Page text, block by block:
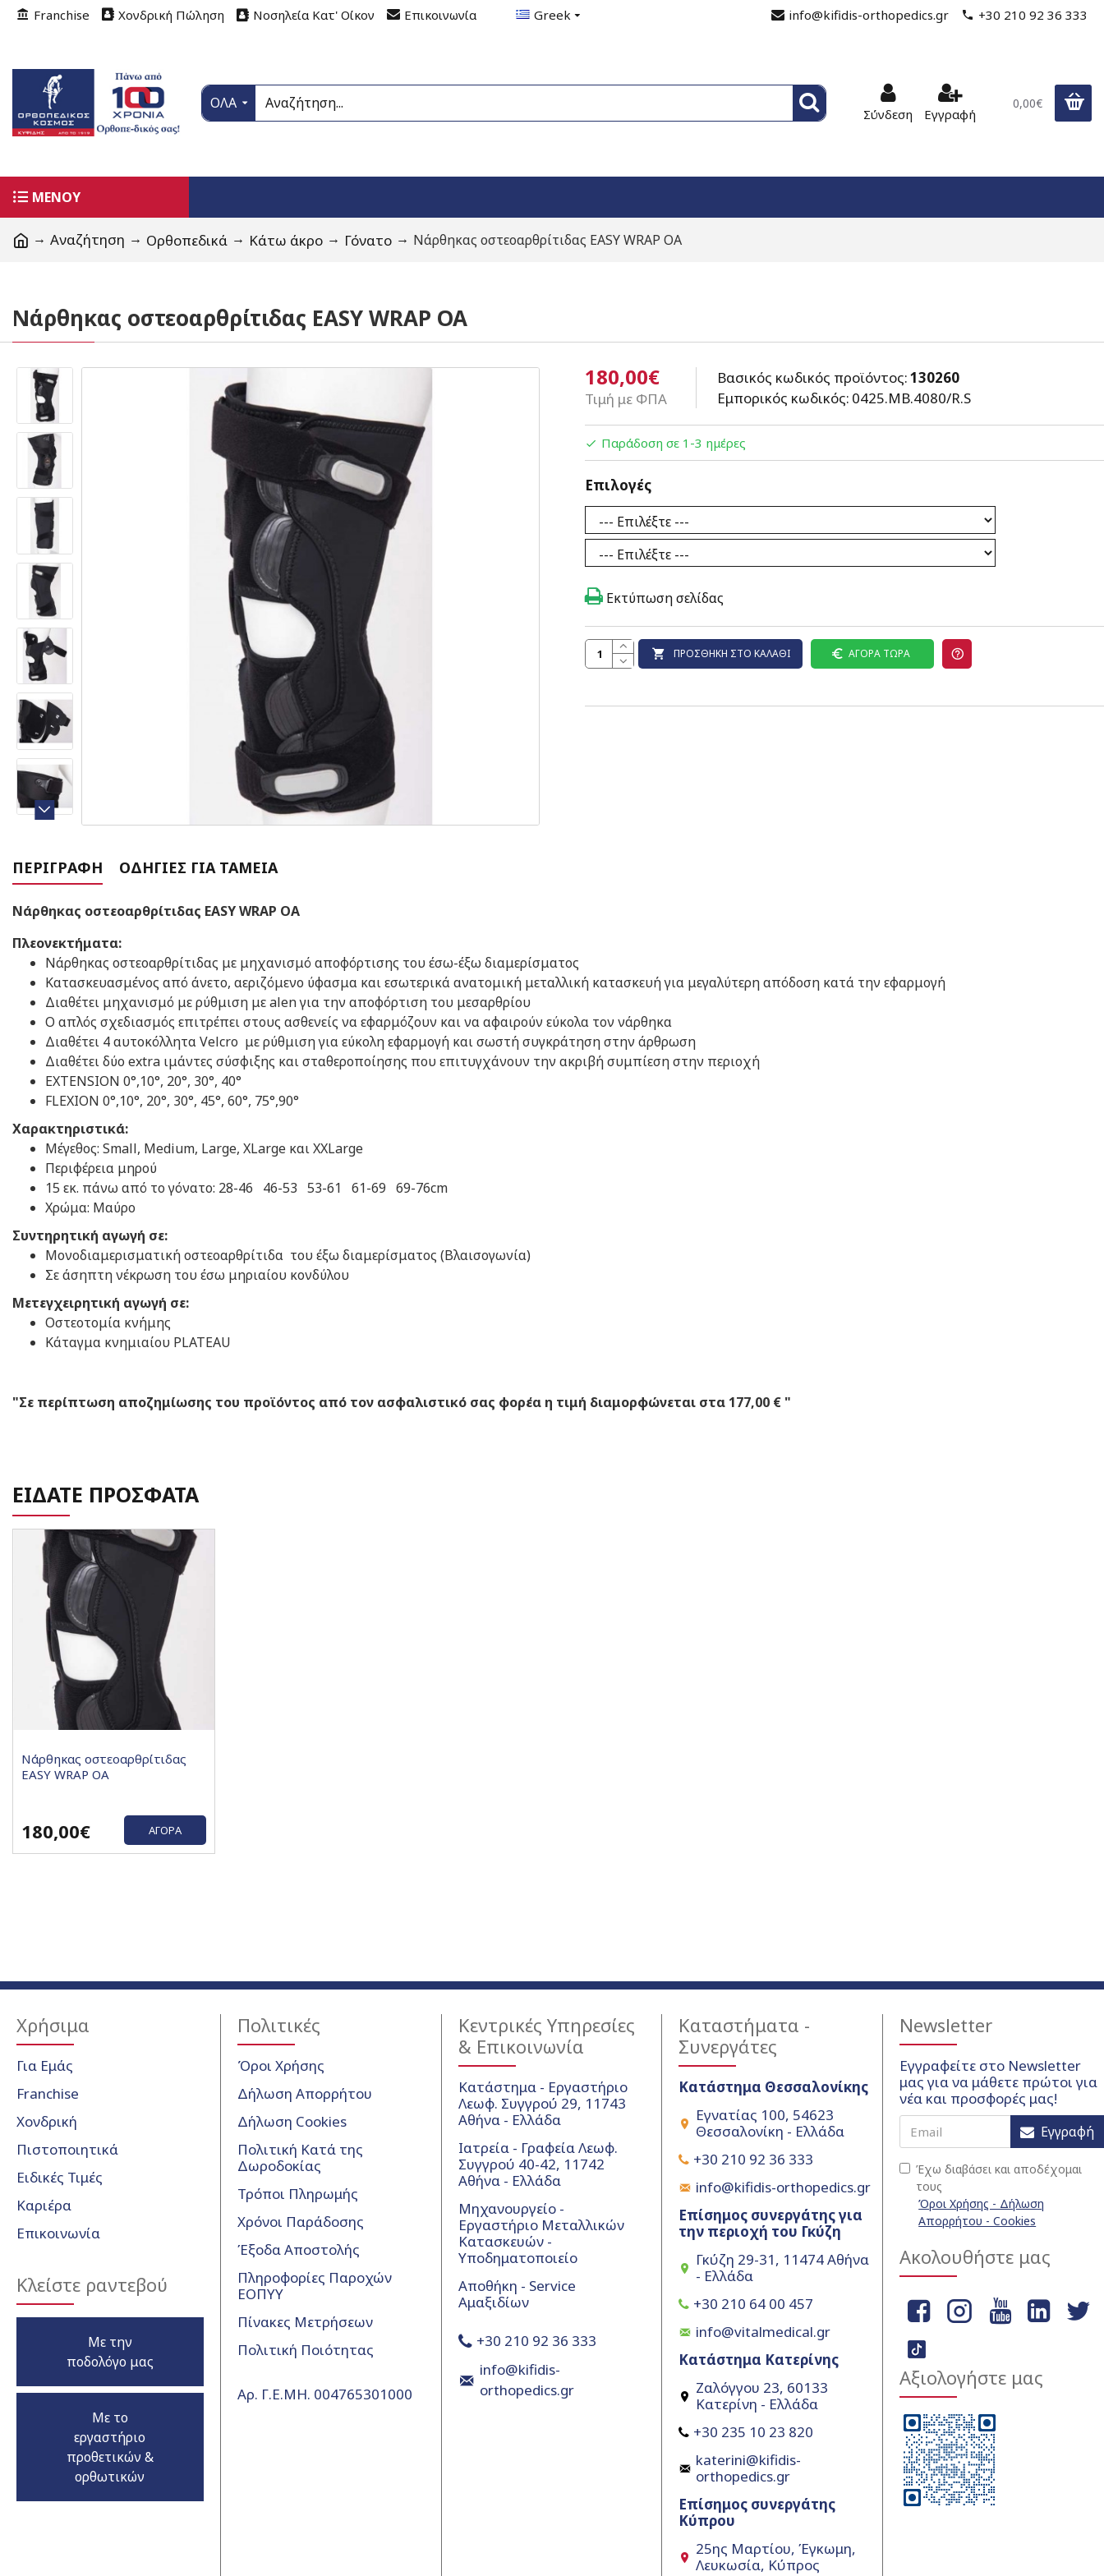
Franchise Χονδρική Πώληση Νοσηλεία Κατ' Οίκον Επικοινωνία Greek info@kifidis-orthopedics.gr +30 210 92 36 333
ΟΛΑ
Σύνδεση Εγγραφή
0,00€
ΜΕΝΟΥ
Αναζήτηση Ορθοπεδικά Κάτω άκρο Γόνατο Νάρθηκας οστεοαρθρίτιδας EASY WRAP OA
Νάρθηκας οστεοαρθρίτιδας EASY WRAP OA
180,00€
Τιμή με ΦΠΑ
Βασικός κωδικός προϊόντος:130260
Εμπορικός κωδικός: 0425.MB.4080/R.S
Παράδοση σε 1-3 ημέρες
Επιλογές
ΠΡΟΣΘΉΚΗ ΣΤΟ ΚΑΛΆΘΙ ΑΓΟΡΆ ΤΏΡΑ
Εκτύπωση σελίδας
ΠΕΡΙΓΡΑΦΉ ΟΔΗΓΊΕΣ ΓΙΑ ΤΑΜΕΊΑ
Νάρθηκας οστεοαρθρίτιδας EASY WRAP OA
Πλεονεκτήματα:
Νάρθηκας οστεοαρθρίτιδας με μηχανισμό αποφόρτισης του έσω-έξω διαμερίσματος
Κατασκευασμένος από άνετο, αεριζόμενο ύφασμα και εσωτερικά ανατομική μεταλλική κατασκευή για μεγαλύτερη απόδοση κατά την εφαρμογή
Διαθέτει μηχανισμό με ρύθμιση με alen για την αποφόρτιση του μεσαρθρίου
Ο απλός σχεδιασμός επιτρέπει στους ασθενείς να εφαρμόζουν και να αφαιρούν εύκολα τον νάρθηκα
Διαθέτει 4 αυτοκόλλητα Velcro με ρύθμιση για εύκολη εφαρμογή και σωστή συγκράτηση στην άρθρωση
Διαθέτει δύο extra ιμάντες σύσφιξης και σταθεροποίησης που επιτυγχάνουν την ακριβή συμπίεση στην περιοχή
EXTENSION 0°,10°, 20°, 30°, 40°
FLEXION 0°,10°, 20°, 30°, 45°, 60°, 75°,90°
Χαρακτηριστικά:
Μέγεθος: Small, Medium, Large, XLarge και XXLarge
Περιφέρεια μηρού
15 εκ. πάνω από το γόνατο: 28-46 46-53 53-61 61-69 69-76cm
Χρώμα: Μαύρο
Συντηρητική αγωγή σε:
Μονοδιαμερισματική οστεοαρθρίτιδα του έξω διαμερίσματος (Βλαισογωνία)
Σε άσηπτη νέκρωση του έσω μηριαίου κονδύλου
Μετεγχειρητική αγωγή σε:
Οστεοτομία κνήμης
Κάταγμα κνημιαίου PLATEAU
"Σε περίπτωση αποζημίωσης του προϊόντος από τον ασφαλιστικό σας φορέα η τιμή διαμορφώνεται στα 177,00 € "
ΕΙΔΑΤΕ ΠΡΟΣΦΑΤΑ
Νάρθηκας οστεοαρθρίτιδας
EASY WRAP OA
180,00€ ΑΓΟΡΆ
Χρήσιμα
Για Εμάς
Franchise
Χονδρική
Πιστοποιητικά
Ειδικές Τιμές
Καριέρα
Επικοινωνία
Κλείστε ραντεβού
Με την
ποδολόγο μας
Με το
εργαστήριο
προθετικών &
ορθωτικών
Πολιτικές
Όροι Χρήσης
Δήλωση Απορρήτου
Δήλωση Cookies
Πολιτική Κατά της
Δωροδοκίας
Τρόποι Πληρωμής
Χρόνοι Παράδοσης
Έξοδα Αποστολής
Πληροφορίες Παροχών
ΕΟΠΥΥ
Πίνακες Μετρήσεων
Πολιτική Ποιότητας
Αρ. Γ.Ε.ΜΗ. 004765301000
Κεντρικές Υπηρεσίες
& Επικοινωνία
Κατάστημα - Εργαστήριο
Λεωφ. Συγγρού 29, 11743
Αθήνα - Ελλάδα
Ιατρεία - Γραφεία Λεωφ.
Συγγρού 40-42, 11742
Αθήνα - Ελλάδα
Μηχανουργείο -
Εργαστήριο Μεταλλικών
Κατασκευών -
Υποδηματοποιείο
Αποθήκη - Service
Αμαξιδίων
+30 210 92 36 333
info@kifidis-
orthopedics.gr
Καταστήματα -
Συνεργάτες
Κατάστημα Θεσσαλονίκης
Εγνατίας 100, 54623
Θεσσαλονίκη - Ελλάδα
+30 210 92 36 333
info@kifidis-orthopedics.gr
Επίσημος συνεργάτης για
την περιοχή του Γκύζη
Γκύζη 29-31, 11474 Αθήνα
- Ελλάδα
+30 210 64 00 457
info@vitalmedical.gr
Κατάστημα Κατερίνης
Ζαλόγγου 23, 60133
Κατερίνη - Ελλάδα
+30 235 10 23 820
katerini@kifidis-
orthopedics.gr
Επίσημος συνεργάτης
Κύπρου
25ης Μαρτίου, Έγκωμη,
Λευκωσία, Κύπρος
Newsletter
Εγγραφείτε στο Newsletter
μας για να μάθετε πρώτοι για
νέα και προσφορές μας!
Εγγραφή
Έχω διαβάσει και αποδέχομαι
τους
Όροι Χρήσης - Δήλωση
Απορρήτου - Cookies
Ακολουθήστε μας
Αξιολογήστε μας